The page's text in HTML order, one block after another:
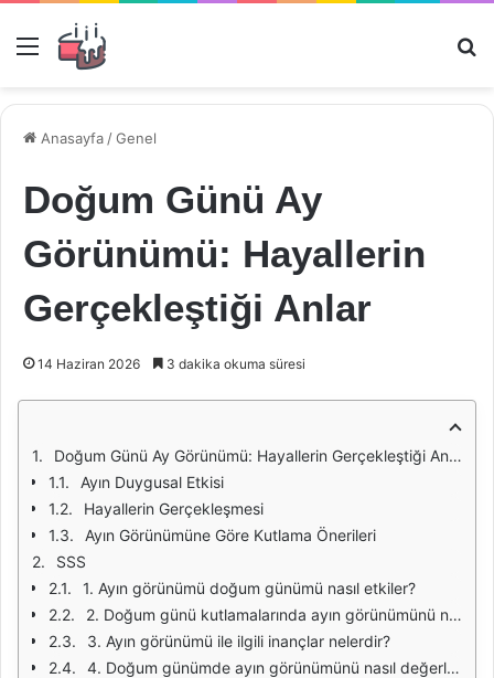
Menü
Anasayfa /Genel
Doğum Günü Ay
Görünümü: Hayallerin
Gerçekleştiği Anlar
14 Haziran 2026 3 dakika okuma süresi
Doğum Günü Ay Görünümü: Hayallerin Gerçekleştiği Anlar
Ayın Duygusal Etkisi
Hayallerin Gerçekleşmesi
Ayın Görünümüne Göre Kutlama Önerileri
SSS
1. Ayın görünümü doğum günümü nasıl etkiler?
2. Doğum günü kutlamalarında ayın görünümünü nasıl kullanabilirim?
3. Ayın görünümü ile ilgili inançlar nelerdir?
4. Doğum günümde ayın görünümünü nasıl değerlendirebilirim?